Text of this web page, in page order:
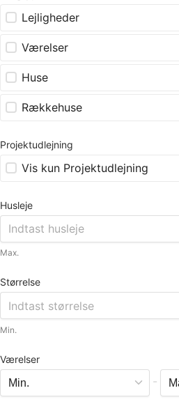
Lejligheder
Værelser
Huse
Rækkehuse
Projektudlejning
Vis kun Projektudlejning
Husleje
Max.
Størrelse
Min.
Værelser
-